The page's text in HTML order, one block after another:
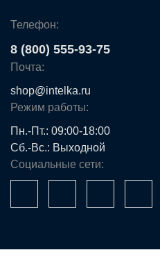
Телефон:
8 (800) 555-93-75
Почта:
shop@intelka.ru
Режим работы:
Пн.-Пт.: 09:00-18:00
Сб.-Вс.: Выходной
Социальные сети: